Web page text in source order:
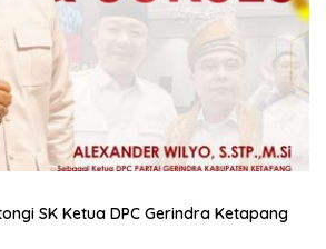
SK Ketua DPC Gerindra Ketapang